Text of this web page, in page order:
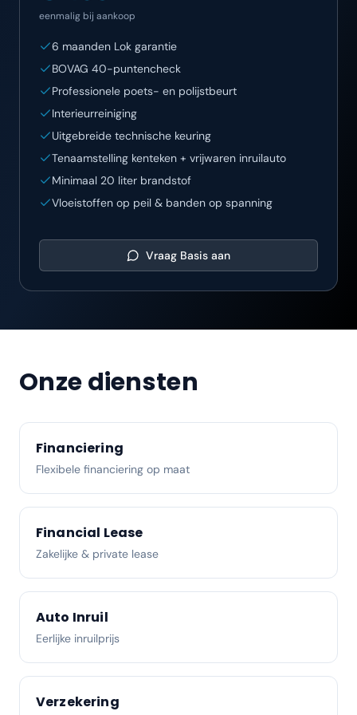
eenmalig bij aankoop
6 maanden Lok garantie
BOVAG 40-puntencheck
Professionele poets- en polijstbeurt
Interieurreiniging
Uitgebreide technische keuring
Tenaamstelling kenteken + vrijwaren inruilauto
Minimaal 20 liter brandstof
Vloeistoffen op peil & banden op spanning
Vraag Basis aan
Onze diensten
Financiering
Flexibele financiering op maat
Financial Lease
Zakelijke & private lease
Auto Inruil
Eerlijke inruilprijs
Verzekering